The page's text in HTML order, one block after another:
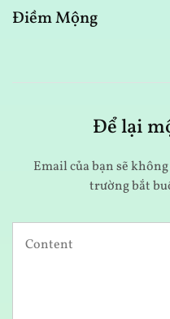
Điềm Mộng
Để lại
Email của bạn sẽ
trường bắt